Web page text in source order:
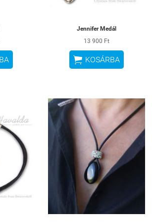
Jennifer Medál
13 900 Ft
 KOSÁRBA